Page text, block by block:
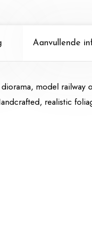
Aanvullende
model
realistic